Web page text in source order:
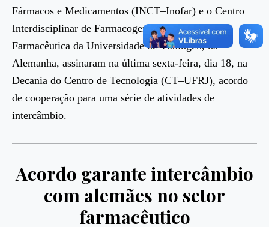
Fármacos e Medicamentos (INCT–Inofar) e o Centro
Interdisciplinar de Farmacogenômica e Pesquisa
Farmacêutica da Universidade de Tübingen, na
Alemanha, assinaram na última sexta-feira, dia 18, na
Decania do Centro de Tecnologia (CT–UFRJ), acordo
de cooperação para uma série de atividades de
intercâmbio.
Acordo garante intercâmbio
com alemães no setor
farmacêutico